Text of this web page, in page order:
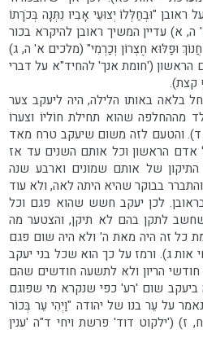
"וּבְחַלְּלוֹ יְצוּעֵי אָבִיו נִתְּנָה בְּכֹרָתוֹ
א) עדיין המשיך ראובן להיקרא בכור
וּפַלּוּא חֶצְרוֹן וְכַרְמִי" (מלכים א' ה, ג)
הראשון ('חומת אנך' להחיד"א על דברי
קצת).
בלאה באותו הלילה, היה ליעקב צער
מההחלפה שהוא תחילת חוֹליוֹ וצערוֹ
והטעם לזה משום שיעקב טרח מאד
אדם הראשון וכל אותם השנים עד אז
של אותם שמונים וארבע שנה
בבוקר שהיא היתה לאה, ולא עוד
לכן יעקב חשש שהוא פגם וכל
לתקן בהם לא תיקן, והצטער מה
כל זה היה מאת ה' ולא היה שום פגם
אות ג). ורמז על כך הוא שכל בני יעקב
חודשי הריון ולא לתשעה חודשים שהם
שום 'רע' כפי שנקרא מי שפוגם
על עֵר בנו של יהודה "וַיְהִי עֵר בְּכוֹר
ז) ('ילקוט דוד' פרשת ויחי ד"ה 'ענין